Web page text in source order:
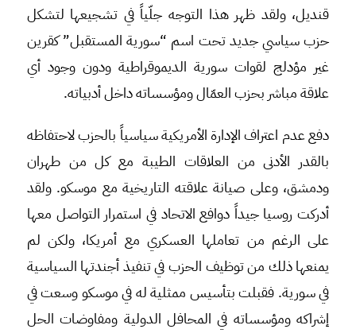
قنديل، ولقد ظهر هذا التوجه جلّياً في تشجيعها لتشكل
حزب سياسي جديد تحت اسم “سورية المستقبل” كقرين
غير مؤدلج لقوات سورية الديموقراطية ودون وجود أي
علاقة مباشر بحزب العمّال ومؤسساته داخل أدبياته.
دفع عدم اعتراف الإدارة الأمريكية سياسياً بالحزب لاحتفاظه
بالقدر الأدنى من العلاقات الطيبة مع كل من طهران
ودمشق، وعلى صيانة علاقته التاريخية مع موسكو. ولقد
أدركت روسيا جيداً دوافع الاتحاد في استمرار التواصل معها
على الرغم من تعاملها العسكري مع أمريكا، ولكن لم
يمنعها ذلك من توظيف الحزب في تنفيذ أجندتها السياسية
في سورية. فقبلت بتأسيس ممثلية له في موسكو وسعت في
إشراكه ومؤسساته في المحافل الدولية ومفاوضات الحل